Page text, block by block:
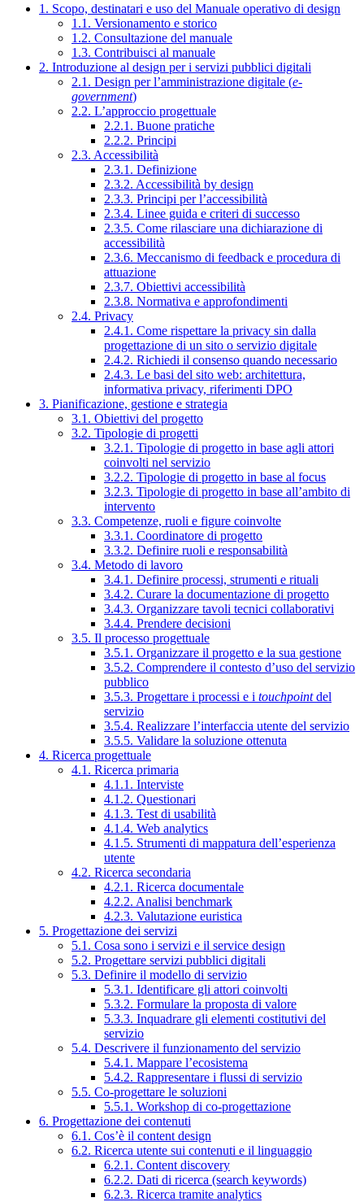
1. Scopo, destinatari e uso del Manuale operativo di design
1.1. Versionamento e storico
1.2. Consultazione del manuale
1.3. Contribuisci al manuale
2. Introduzione al design per i servizi pubblici digitali
2.1. Design per l’amministrazione digitale (e-
government)
2.2. L’approccio progettuale
2.2.1. Buone pratiche
2.2.2. Principi
2.3. Accessibilità
2.3.1. Definizione
2.3.2. Accessibilità by design
2.3.3. Principi per l’accessibilità
2.3.4. Linee guida e criteri di successo
2.3.5. Come rilasciare una dichiarazione di
accessibilità
2.3.6. Meccanismo di feedback e procedura di
attuazione
2.3.7. Obiettivi accessibilità
2.3.8. Normativa e approfondimenti
2.4. Privacy
2.4.1. Come rispettare la privacy sin dalla
progettazione di un sito o servizio digitale
2.4.2. Richiedi il consenso quando necessario
2.4.3. Le basi del sito web: architettura,
informativa privacy, riferimenti DPO
3. Pianificazione, gestione e strategia
3.1. Obiettivi del progetto
3.2. Tipologie di progetti
3.2.1. Tipologie di progetto in base agli attori
coinvolti nel servizio
3.2.2. Tipologie di progetto in base al focus
3.2.3. Tipologie di progetto in base all’ambito di
intervento
3.3. Competenze, ruoli e figure coinvolte
3.3.1. Coordinatore di progetto
3.3.2. Definire ruoli e responsabilità
3.4. Metodo di lavoro
3.4.1. Definire processi, strumenti e rituali
3.4.2. Curare la documentazione di progetto
3.4.3. Organizzare tavoli tecnici collaborativi
3.4.4. Prendere decisioni
3.5. Il processo progettuale
3.5.1. Organizzare il progetto e la sua gestione
3.5.2. Comprendere il contesto d’uso del servizio
pubblico
3.5.3. Progettare i processi e i touchpointdel
servizio
3.5.4. Realizzare l’interfaccia utente del servizio
3.5.5. Validare la soluzione ottenuta
4. Ricerca progettuale
4.1. Ricerca primaria
4.1.1. Interviste
4.1.2. Questionari
4.1.3. Test di usabilità
4.1.4. Web analytics
4.1.5. Strumenti di mappatura dell’esperienza
utente
4.2. Ricerca secondaria
4.2.1. Ricerca documentale
4.2.2. Analisi benchmark
4.2.3. Valutazione euristica
5. Progettazione dei servizi
5.1. Cosa sono i servizi e il service design
5.2. Progettare servizi pubblici digitali
5.3. Definire il modello di servizio
5.3.1. Identificare gli attori coinvolti
5.3.2. Formulare la proposta di valore
5.3.3. Inquadrare gli elementi costitutivi del
servizio
5.4. Descrivere il funzionamento del servizio
5.4.1. Mappare l’ecosistema
5.4.2. Rappresentare i flussi di servizio
5.5. Co-progettare le soluzioni
5.5.1. Workshop di co-progettazione
6. Progettazione dei contenuti
6.1. Cos’è il content design
6.2. Ricerca utente sui contenuti e il linguaggio
6.2.1. Content discovery
6.2.2. Dati di ricerca (search keywords)
6.2.3. Ricerca tramite analytics